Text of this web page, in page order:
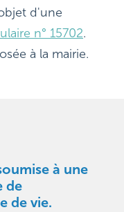
d'une
n° 15702.
à la mairie.
à une
de
de vie.